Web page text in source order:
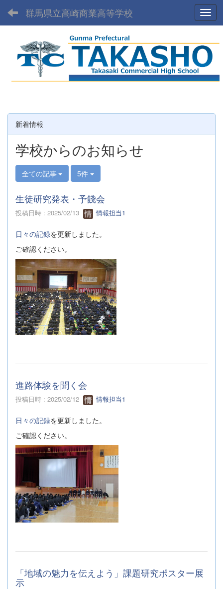
群馬県立高崎商業高等学校
新着情報
学校からのお知らせ
全ての記事 5件
生徒研究発表・予餞会
投稿日時 : 2025/02/13 情報担当1
日々の記録を更新しました。
ご確認ください。
進路体験を聞く会
投稿日時 : 2025/02/12 情報担当1
日々の記録を更新しました。
ご確認ください。
「地域の魅力を伝えよう」課題研究ポスター展
示